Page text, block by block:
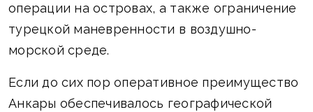
операции на островах, а также ограничение
турецкой маневренности в воздушно-
морской среде.
Если до сих пор оперативное преимущество
Анкары обеспечивалось географической